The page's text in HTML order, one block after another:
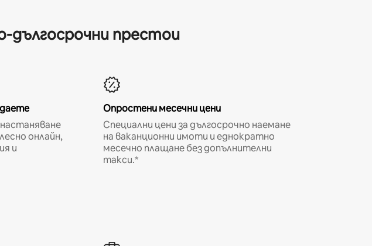
дългосрочни престои
онлайн,
и
Опростени месечни цени
Специални цени за дългосрочно наемане
на ваканционни имоти и еднократно
месечно плащане без допълнителни
такси.*